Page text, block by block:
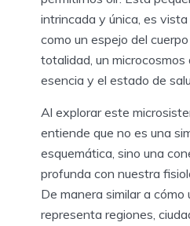
intrincada y única, es
como un espejo del
totalidad, un microcosmos
esencia y el estado de
Al explorar este
entiende que no es una
esquemática, sino una
profunda con nuestra
De manera similar a
representa regiones,